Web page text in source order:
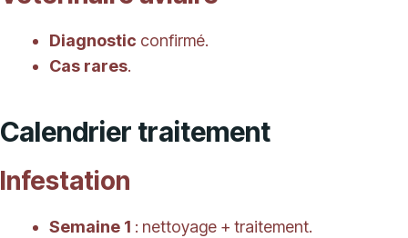
Diagnostic confirmé.
Cas rares.
Calendrier traitement
Infestation
Semaine 1 : nettoyage + traitement.